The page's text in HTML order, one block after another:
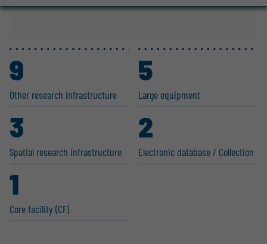
Other research infras­tructure
9
Large equipment
5
Spatial research infras­tructure
3
Electronic database / Collection
2
Core facility (CF)
1